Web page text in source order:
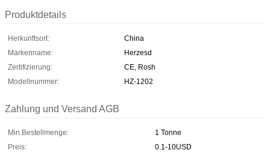
Produktdetails
Herkunftsort:
China
Markenname:
Herzesd
Zertifizierung:
CE, Rosh
Modellnummer:
HZ-1202
Zahlung und Versand AGB
Min Bestellmenge:
1 Tonne
Preis:
0.1-10USD